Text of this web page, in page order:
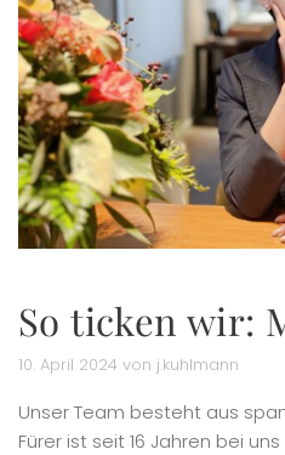
So ticken wir:
10. April 2024 von j.kuhlmann
Unser Team besteht aus
Fürer ist seit 16 Jahren bei